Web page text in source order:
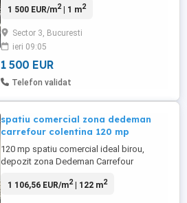
Demisol Subsol Bloc Bulina Casa Risc
achizitionez in zona centrala Universitate,
Unirii, Romana, Piata Galati, Cismigiu,
Armeneasca, Cotroceni, izvor, ...
1 500 EUR/m2| 1 m2
Sector 3, Bucuresti
ieri 09:05
1 500 EUR
Telefon validat
spatiu comercial zona dedeman
carrefour colentina 120 mp
120 mp spatiu comercial ideal birou,
depozit zona Dedeman Carrefour
rigips, gaz,curent, apa, str. Salciilor nr. 7, 2
1 106,56 EUR/m2| 122 m2